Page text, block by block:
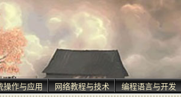
操作与应用 网络教程与技术 编程语言与开发